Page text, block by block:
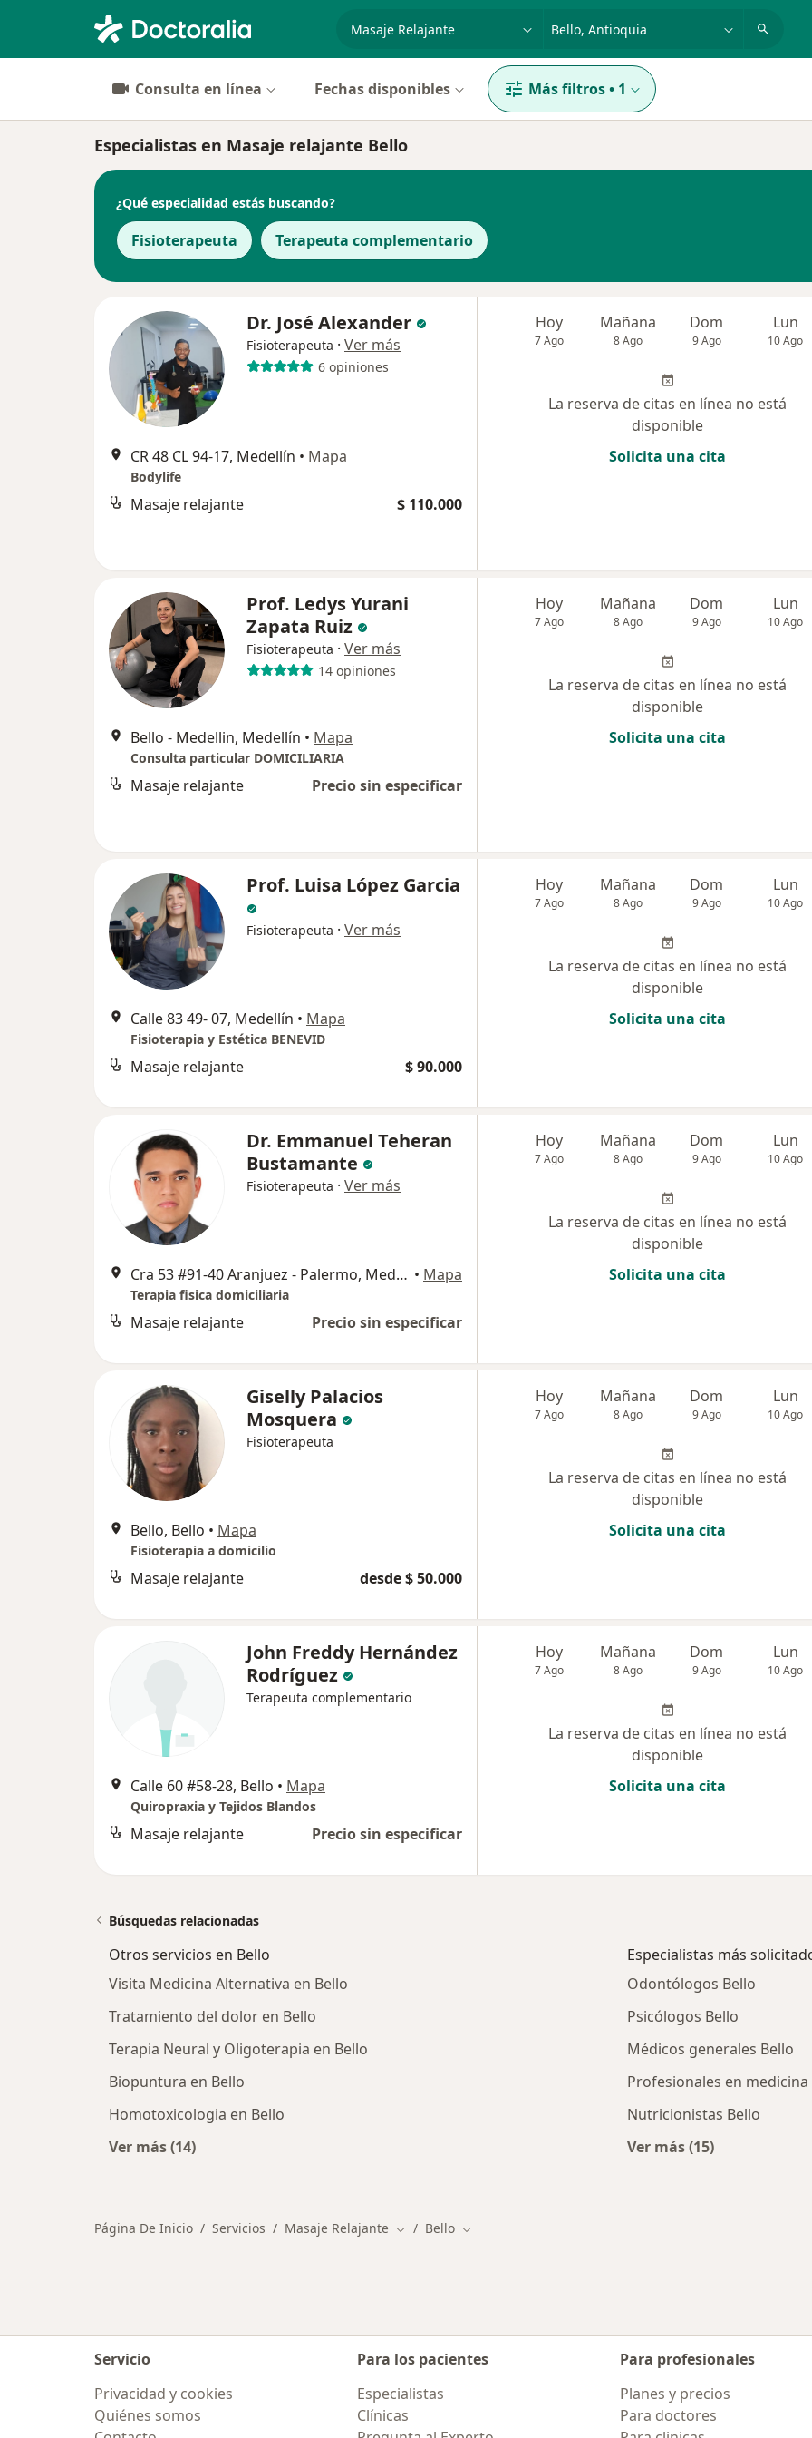
Consulta en línea Fechas disponibles Más filtros• 1
Especialistas en Masaje relajante Bello
¿Qué especialidad estás buscando?
Fisioterapeuta Terapeuta complementario
Dr. José Alexander
Fisioterapeuta · Ver más
6 opiniones
CR 48 CL 94-17, Medellín • Mapa
Bodylife
Masaje relajante $ 110.000
Hoy
7 Ago
Mañana
8 Ago
Dom
9 Ago
Lun
10 Ago
La reserva de citas en línea no está
disponible
Solicita una cita
Prof. Ledys Yurani
Zapata Ruiz
Fisioterapeuta · Ver más
14 opiniones
Bello - Medellin, Medellín • Mapa
Consulta particular DOMICILIARIA
Masaje relajante Precio sin especificar
Hoy
7 Ago
Mañana
8 Ago
Dom
9 Ago
Lun
10 Ago
La reserva de citas en línea no está
disponible
Solicita una cita
Prof. Luisa López Garcia
Fisioterapeuta · Ver más
Calle 83 49- 07, Medellín • Mapa
Fisioterapia y Estética BENEVID
Masaje relajante $ 90.000
Hoy
7 Ago
Mañana
8 Ago
Dom
9 Ago
Lun
10 Ago
La reserva de citas en línea no está
disponible
Solicita una cita
Dr. Emmanuel Teheran
Bustamante
Fisioterapeuta · Ver más
Cra 53 #91-40 Aranjuez - Palermo, Medellín • Mapa
Terapia fisica domiciliaria
Masaje relajante Precio sin especificar
Hoy
7 Ago
Mañana
8 Ago
Dom
9 Ago
Lun
10 Ago
La reserva de citas en línea no está
disponible
Solicita una cita
Giselly Palacios
Mosquera
Fisioterapeuta
Bello, Bello • Mapa
Fisioterapia a domicilio
Masaje relajante desde $ 50.000
Hoy
7 Ago
Mañana
8 Ago
Dom
9 Ago
Lun
10 Ago
La reserva de citas en línea no está
disponible
Solicita una cita
John Freddy Hernández
Rodríguez
Terapeuta complementario
Calle 60 #58-28, Bello • Mapa
Quiropraxia y Tejidos Blandos
Masaje relajante Precio sin especificar
Hoy
7 Ago
Mañana
8 Ago
Dom
9 Ago
Lun
10 Ago
La reserva de citas en línea no está
disponible
Solicita una cita
Búsquedas relacionadas
Otros servicios en Bello
Visita Medicina Alternativa en Bello
Tratamiento del dolor en Bello
Terapia Neural y Oligoterapia en Bello
Biopuntura en Bello
Homotoxicologia en Bello
Ver más (14)
Especialistas más
Odontólogos Bello
Psicólogos Bello
Médicos generales Bello
Profesionales en
Nutricionistas Bello
Ver más (15)
Página De Inicio Servicios Masaje Relajante Cambiar de ciudad
Bello Cambiar de ciudad
Servicio
Privacidad y cookies
Quiénes somos
Para los pacientes
Especialistas
Clínicas
Para profesionales
Planes y precios
Para doctores